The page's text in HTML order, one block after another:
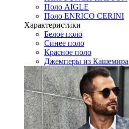
Поло AIGLE
Поло ENRICO CERINI
Характеристики
Белое поло
Синее поло
Красное поло
Джемперы из Кашемира